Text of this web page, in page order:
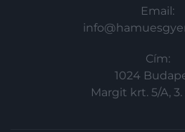
Email:
Cím:
1024
Margit krt. 5/A, 3.